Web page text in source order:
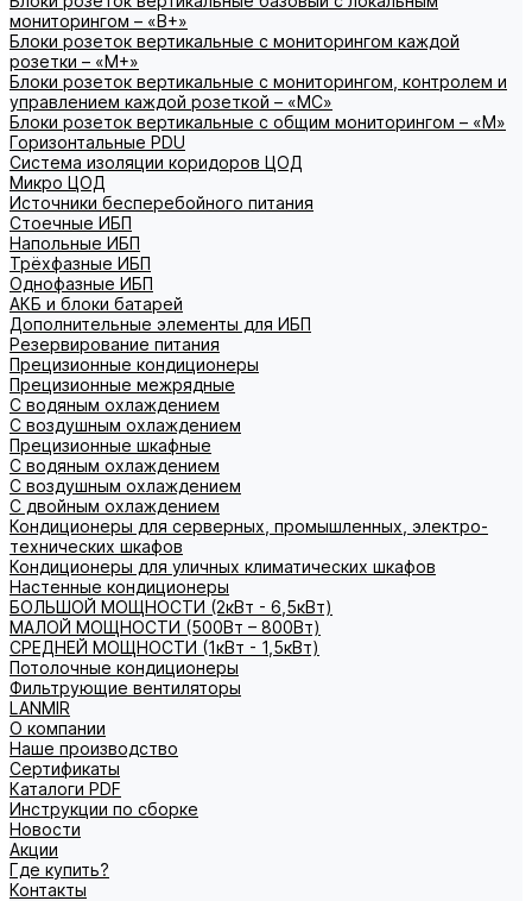
мониторингом – «В+»
Блоки розеток вертикальные с мониторингом каждой
розетки – «М+»
Блоки розеток вертикальные с мониторингом, контролем и
управлением каждой розеткой – «МС»
Блоки розеток вертикальные с общим мониторингом – «М»
Горизонтальные PDU
Система изоляции коридоров ЦОД
Микро ЦОД
Источники бесперебойного питания
Стоечные ИБП
Напольные ИБП
Трёхфазные ИБП
Однофазные ИБП
АКБ и блоки батарей
Дополнительные элементы для ИБП
Резервирование питания
Прецизионные кондиционеры
Прецизионные межрядные
С водяным охлаждением
С воздушным охлаждением
Прецизионные шкафные
С водяным охлаждением
С воздушным охлаждением
С двойным охлаждением
Кондиционеры для серверных, промышленных, электро-
технических шкафов
Кондиционеры для уличных климатических шкафов
Настенные кондиционеры
БОЛЬШОЙ МОЩНОСТИ (2кВт - 6,5кВт)
МАЛОЙ МОЩНОСТИ (500Вт – 800Вт)
СРЕДНЕЙ МОЩНОСТИ (1кВт - 1,5кВт)
Потолочные кондиционеры
Фильтрующие вентиляторы
LANMIR
О компании
Наше производство
Сертификаты
Каталоги PDF
Инструкции по сборке
Новости
Акции
Где купить?
Контакты